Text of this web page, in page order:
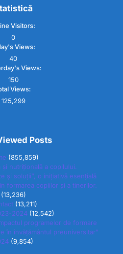
Visitors:
0
Views:
40
Views:
150
Views:
125,299
Posts
(855,859)
și nutrițională a copilului.
și soluții”, o inițiativă esențială
formarea copiilor și a tinerilor.
(13,236)
(13,211)
2024 (12,542)
programelor de formare
în învățământul preuniversitar”
(9,854)